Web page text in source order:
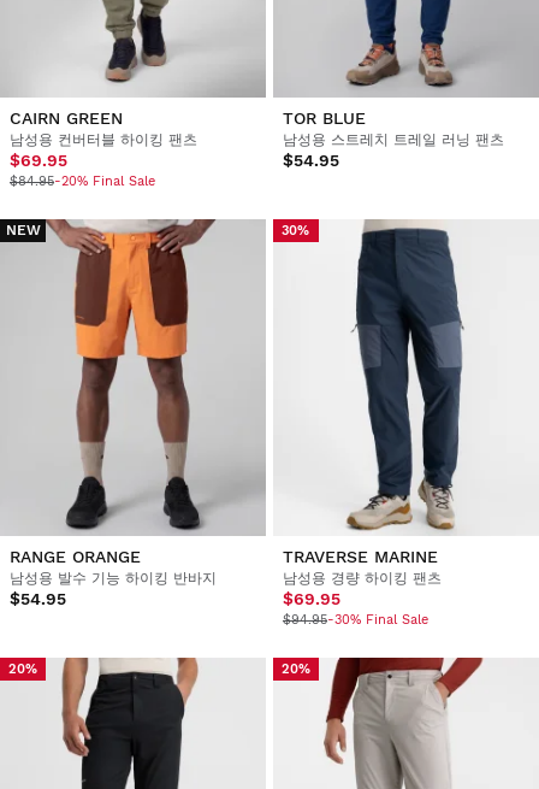
CAIRN GREEN
남성용 컨버터블 하이킹 팬츠
$69.95
$84.95-20% Final Sale
TOR BLUE
남성용 스트레치 트레일 러닝 팬츠
$54.95
NEW
RANGE ORANGE
남성용 발수 기능 하이킹 반바지
$54.95
30%
TRAVERSE MARINE
남성용 경량 하이킹 팬츠
$69.95
$94.95-30% Final Sale
20% 20%